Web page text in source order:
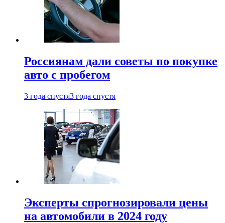
Россиянам дали советы по покупке
авто с пробегом
3 года спустя3 года спустя
Эксперты спрогнозировали цены
на автомобили в 2024 году